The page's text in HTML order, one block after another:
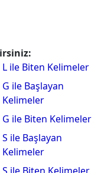
L ile Biten Kelimeler
G ile Başlayan
Kelimeler
G ile Biten Kelimeler
S ile Başlayan
Kelimeler